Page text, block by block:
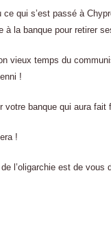
ce qui s’est passé à
à la banque pour retirer
vieux temps du
!
votre banque qui aura fait
!
l’oligarchie est de